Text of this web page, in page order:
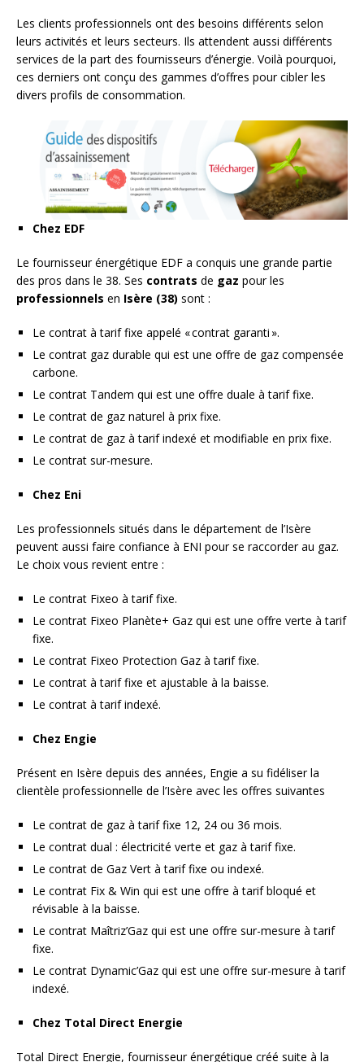
Les clients professionnels ont des besoins différents selon
leurs activités et leurs secteurs. Ils attendent aussi différents
services de la part des fournisseurs d’énergie. Voilà pourquoi,
ces derniers ont conçu des gammes d’offres pour cibler les
divers profils de consommation.
Chez EDF
Le fournisseur énergétique EDF a conquis une grande partie
des pros dans le 38. Ses contrats de gaz pour les
professionnels en Isère (38) sont :
Le contrat à tarif fixe appelé « contrat garanti ».
Le contrat gaz durable qui est une offre de gaz compensée
carbone.
Le contrat Tandem qui est une offre duale à tarif fixe.
Le contrat de gaz naturel à prix fixe.
Le contrat de gaz à tarif indexé et modifiable en prix fixe.
Le contrat sur-mesure.
Chez Eni
Les professionnels situés dans le département de l’Isère
peuvent aussi faire confiance à ENI pour se raccorder au gaz.
Le choix vous revient entre :
Le contrat Fixeo à tarif fixe.
Le contrat Fixeo Planète+ Gaz qui est une offre verte à tarif
fixe.
Le contrat Fixeo Protection Gaz à tarif fixe.
Le contrat à tarif fixe et ajustable à la baisse.
Le contrat à tarif indexé.
Chez Engie
Présent en Isère depuis des années, Engie a su fidéliser la
clientèle professionnelle de l’Isère avec les offres suivantes
Le contrat de gaz à tarif fixe 12, 24 ou 36 mois.
Le contrat dual : électricité verte et gaz à tarif fixe.
Le contrat de Gaz Vert à tarif fixe ou indexé.
Le contrat Fix & Win qui est une offre à tarif bloqué et
révisable à la baisse.
Le contrat Maîtriz’Gaz qui est une offre sur-mesure à tarif
fixe.
Le contrat Dynamic’Gaz qui est une offre sur-mesure à tarif
indexé.
Chez Total Direct Energie
Total Direct Energie, fournisseur énergétique créé suite à la